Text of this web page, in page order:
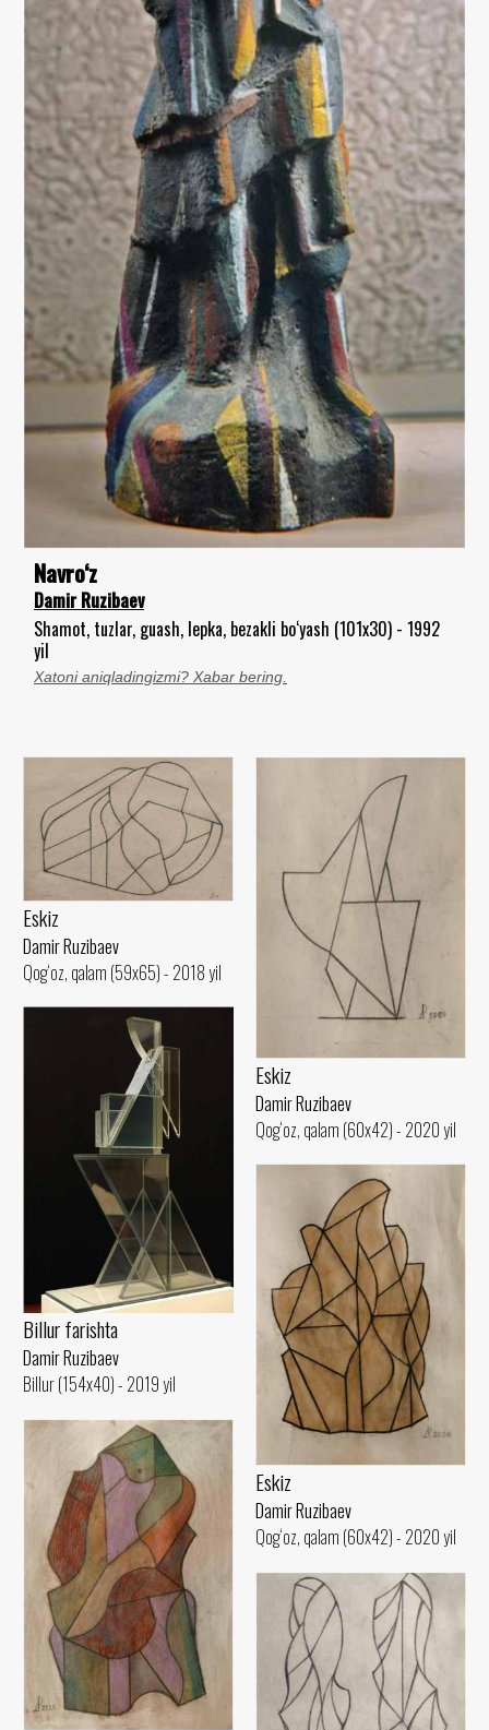
Navro‘z
Damir Ruzibaev
Shamot, tuzlar, guash, lepka, bezakli bo‘yash (101x30) - 1992
yil
Xatoni aniqladingizmi? Xabar bering.
Eskiz
Damir Ruzibaev
Qog‘oz, qalam (59x65) - 2018 yil
Eskiz
Damir Ruzibaev
Qog‘oz, qalam (60x42) - 2020 yil
Billur farishta
Damir Ruzibaev
Billur (154x40) - 2019 yil
Eskiz
Damir Ruzibaev
Qog‘oz, qalam (60x42) - 2020 yil